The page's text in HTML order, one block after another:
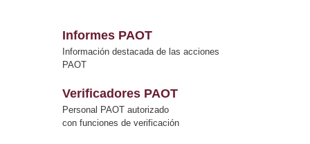
Informes PAOT
Información destacada de las acciones
PAOT
Verificadores PAOT
Personal PAOT autorizado
con funciones de verificación